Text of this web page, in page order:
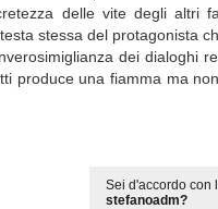
delle vite degli altri
stessa del protagonista
dei dialoghi
produce una fiamma ma
Sei d'accordo con
stefanoadm?